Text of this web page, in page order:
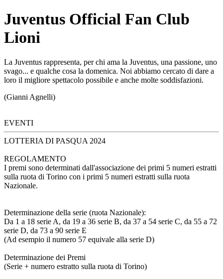
Juventus Official Fan Club
Lioni
La Juventus rappresenta, per chi ama la Juventus, una passione, uno
svago... e qualche cosa la domenica. Noi abbiamo cercato di dare a
loro il migliore spettacolo possibile e anche molte soddisfazioni.
(Gianni Agnelli)
EVENTI
LOTTERIA DI PASQUA 2024
REGOLAMENTO
I premi sono determinati dall'associazione dei primi 5 numeri estratti
sulla ruota di Torino con i primi 5 numeri estratti sulla ruota
Nazionale.
Determinazione della serie (ruota Nazionale):
Da 1 a 18 serie A, da 19 a 36 serie B, da 37 a 54 serie C, da 55 a 72
serie D, da 73 a 90 serie E
(Ad esempio il numero 57 equivale alla serie D)
Determinazione dei Premi
(Serie + numero estratto sulla ruota di Torino)